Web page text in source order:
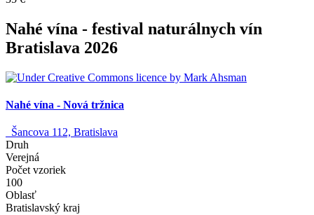
Nahé vína - festival naturálnych vín
Bratislava 2026
Nahé vína - Nová tržnica
Šancova 112, Bratislava
Druh
Verejná
Počet vzoriek
100
Oblasť
Bratislavský kraj